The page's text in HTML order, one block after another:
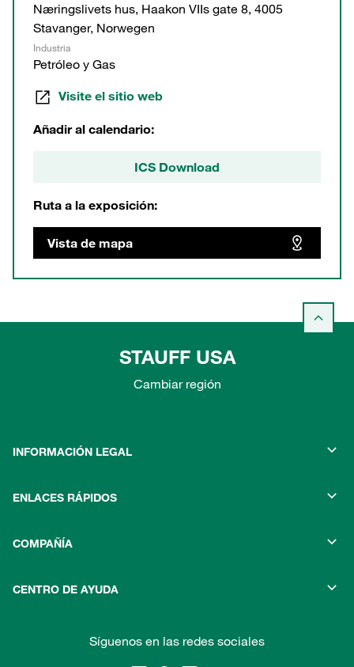
Næringslivets hus, Haakon VIIs gate 8, 4005
Stavanger, Norwegen
Industria
Petróleo y Gas
Visite el sitio web
Añadir al calendario:
ICS Download
Ruta a la exposición:
Vista de mapa
STAUFF USA
Cambiar región
INFORMACIÓN LEGAL
ENLACES RÁPIDOS
COMPAÑÍA
CENTRO DE AYUDA
Síguenos en las redes sociales